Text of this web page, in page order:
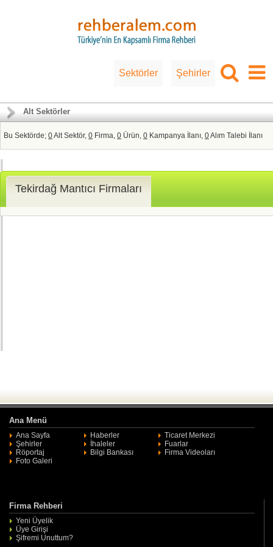
Sektörler Şehirler
Alt Sektörler
Bu Sektörde; 0Alt Sektör, 0 Firma, 0 Ürün, 0 Kampanya İlanı, 0Alım Talebi İlanı
Tekirdağ Mantıcı Firmaları
Ana Menü
Ana Sayfa Haberler
Ticaret Merkezi
Şehirler
İhaleler
Fuarlar
Röportaj
Bilgi Bankası
Firma Videoları
Foto Galeri
Firma Rehberi
Yeni Üyelik
Üye Girişi
Şifremi Unuttum?